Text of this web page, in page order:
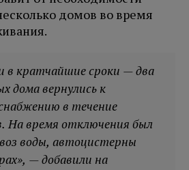
домов во время
в кратчайшие сроки — два
дома вернулись к
в течение
На время отключения был
воды, автоцистерны
— добавили на